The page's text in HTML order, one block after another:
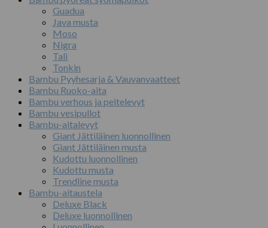
Guadua
Java musta
Moso
Nigra
Tali
Tonkin
Bambu Pyyhesarja & Vauvanvaatteet
Bambu Ruoko-aita
Bambu verhous ja peitelevyt
Bambu vesipullot
Bambu-aitalevyt
Giant Jättiläinen luonnollinen
Giant Jättiläinen musta
Kudottu luonnollinen
Kudottu musta
Trendline musta
Bambu-aitaustela
Deluxe Black
Deluxe luonnollinen